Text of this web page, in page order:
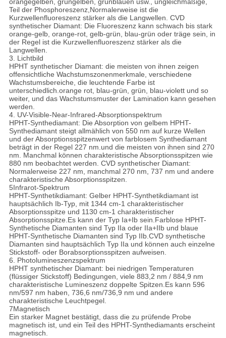
orangegelben, grüngelben, grünblauen usw., ungleichmäßige,
Teil der Phosphoreszenz,Normalerweise ist die
Kurzwellenfluoreszenz stärker als die Langwellen. CVD
synthetischer Diamant: Die Fluoreszenz kann schwach bis stark
orange-gelb, orange-rot, gelb-grün, blau-grün oder träge sein, in
der Regel ist die Kurzwellenfluoreszenz stärker als die
Langwellen.
3. Lichtbild
HPHT synthetischer Diamant: die meisten von ihnen zeigen
offensichtliche Wachstumszonenmerkmale, verschiedene
Wachstumsbereiche, die leuchtende Farbe ist
unterschiedlich.orange rot, blau-grün, grün, blau-violett und so
weiter, und das Wachstumsmuster der Lamination kann gesehen
werden.
4. UV-Visible-Near-Infrared-Absorptionspektrum
HPHT-Synthediamant: Die Absorption von gelbem HPHT-
Synthediamant steigt allmählich von 550 nm auf kurze Wellen
und der Absorptionsspitzenwert von farblosem Synthediamant
beträgt in der Regel 227 nm.und die meisten von ihnen sind 270
nm. Manchmal können charakteristische Absorptionsspitzen wie
880 nm beobachtet werden. CVD synthetischer Diamant:
Normalerweise 227 nm, manchmal 270 nm, 737 nm und andere
charakteristische Absorptionsspitzen.
5Infrarot-Spektrum
HPHT-Synthetikdiamant: Gelber HPHT-Synthetikdiamant ist
hauptsächlich Ib-Typ, mit 1344 cm-1 charakteristischer
Absorptionsspitze und 1130 cm-1 charakteristischer
Absorptionsspitze.Es kann der Typ Ia+Ib sein.Farblose HPHT-
Synthetische Diamanten sind Typ IIa oder IIa+IIb und blaue
HPHT-Synthetische Diamanten sind Typ IIb.CVD synthetische
Diamanten sind hauptsächlich Typ IIa und können auch einzelne
Stickstoff- oder Borabsorptionsspitzen aufweisen.
6. Photolumineszenzspektrum
HPHT synthetischer Diamant: bei niedrigen Temperaturen
(flüssiger Stickstoff) Bedingungen, viele 883,2 nm / 884,9 nm
charakteristische Lumineszenz doppelte Spitzen.Es kann 596
nm/597 nm haben, 736,6 nm/736,9 nm und andere
charakteristische Leuchtpegel.
7Magnetisch
Ein starker Magnet bestätigt, dass die zu prüfende Probe
magnetisch ist, und ein Teil des HPHT-Synthediamants erscheint
magnetisch.